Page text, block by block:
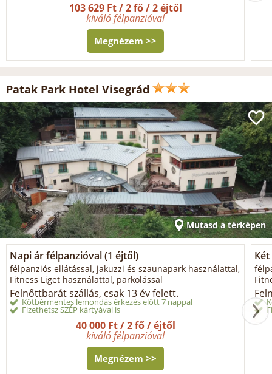
103 629 Ft / 2 fő / 2 éjtől
kiváló félpanzióval
Megnézem >>
Patak Park Hotel Visegrád
Mutasd a térképen
Napi ár félpanzióval (1 éjtől)
félpanziós ellátással, jakuzzi és szaunapark használattal,
Fitness Liget használattal, parkolással
Felnőttbarát szállás, csak 13 év felett.
Kötbérmentes lemondás érkezés előtt 7 nappal
Fizethetsz SZÉP kártyával is
40 000 Ft / 2 fő / éjtől
kiváló félpanzióval
Megnézem >>